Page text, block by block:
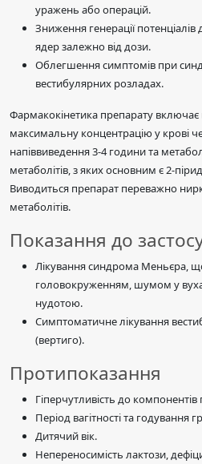
уражень або операцій.
Зниження генерації
ядер залежно від дози.
Облегшення симптомів при
вестибулярних розладах.
Фармакокінетика препарату
максимальну концентрацію у крові
напіввиведення 3-4 години та
метаболітів, з яких основним є 2-
Виводиться препарат переважно
метаболітів.
Показання до
Лікування синдрома Меньєра,
головокруженням, шумом у
нудотою.
Симптоматичне лікування
(вертиго).
Протипоказання
Гіперчутливість до компонентів
Період вагітності та годування
Дитячий вік.
Непереносимість лактози,